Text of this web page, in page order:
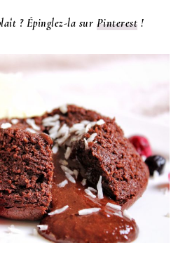
? Épinglez-la sur Pinterest !